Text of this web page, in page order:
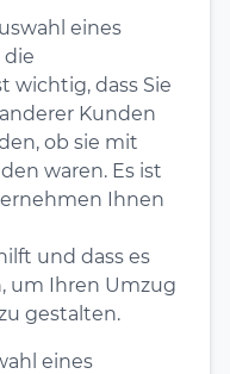
eines
wichtig, dass Sie
Kunden
ob sie mit
waren. Es ist
Ihnen
und dass es
um Ihren Umzug
gestalten.
eines